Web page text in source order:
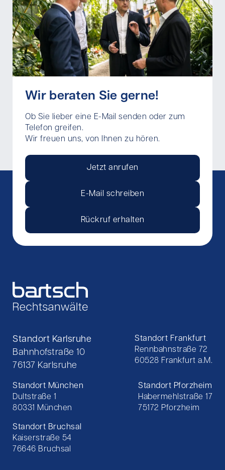
Wir beraten Sie gerne!
Ob Sie lieber eine E-Mail senden oder zum
Telefon greifen.
Wir freuen uns, von Ihnen zu hören.
Jetzt anrufen
E-Mail schreiben
Rückruf erhalten
Standort Karlsruhe
Bahnhofstraße 10
76137 Karlsruhe
Standort Frankfurt
Rennbahnstraße 72
60528 Frankfurt a.M.
Standort München
Dultstraße 1
80331 München
Standort Pforzheim
Habermehlstraße 17
75172 Pforzheim
Standort Bruchsal
Kaiserstraße 54
76646 Bruchsal